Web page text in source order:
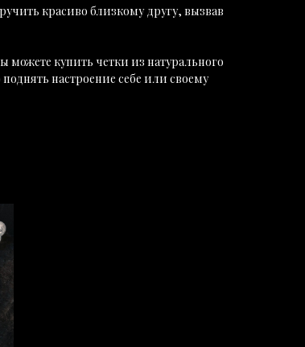
красиво близкому другу, вызвав
можете купить четки из натурального
настроение себе или своему